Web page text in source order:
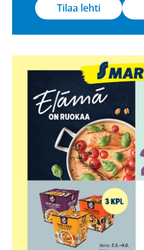
Tilaa lehti